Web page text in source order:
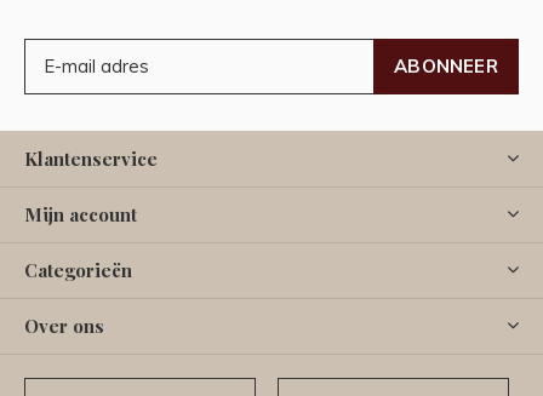
ABONNEER
Klantenservice
Mijn account
Categorieën
Over ons